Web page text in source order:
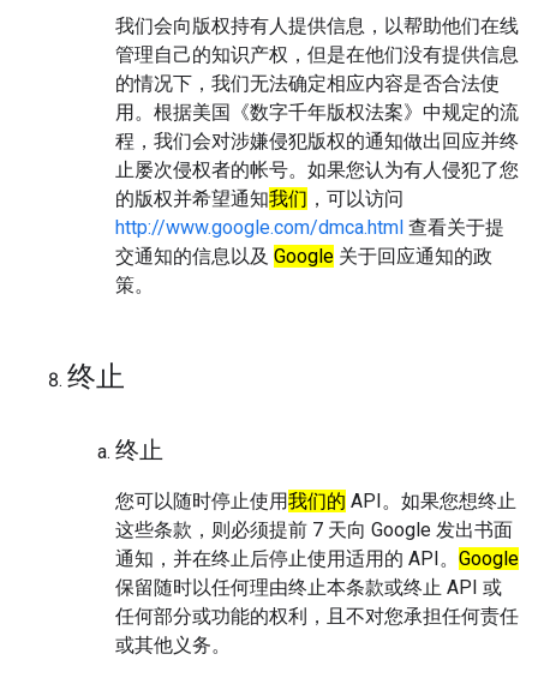
我们会向版权持有人提供信息，以帮助他们在线
管理自己的知识产权，但是在他们没有提供信息
的情况下，我们无法确定相应内容是否合法使
用。 根据美国《数字千年版权法案》中规定的流
程，我们会对涉嫌侵犯版权的通知做出回应并终
止屡次侵权者的帐号。如果您认为有人侵犯了您
的版权并希望通知我们 ，可以访问
http://www.google.com/dmca.html 查看关于提
交通知的信息以及 Google 关于回应通知的政
策。
终止
终止
您可以随时停止使用我们的 API。如果您想终止
这些条款，则必须提前 7 天向 Google 发出书面
通知，并在终止后停止使用适用的 API。 Google
保留随时以任何理由终止本条款或终止 API 或
任何部分或功能的权利，且不对您承担任何责任
或其他义务。